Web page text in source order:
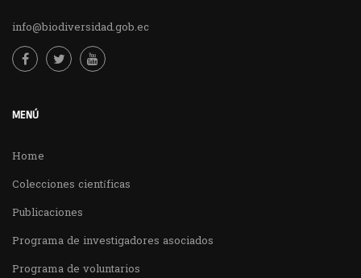
info@biodiversidad.gob.ec
MENÚ
Home
Colecciones científicas
Publicaciones
Programa de investigadores asociados
Programa de voluntarios